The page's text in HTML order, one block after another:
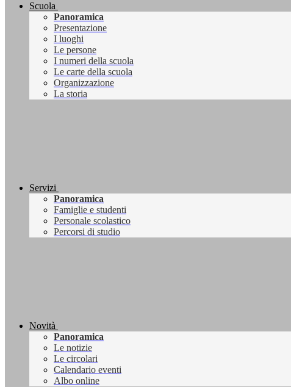
Scuola
Panoramica
Presentazione
I luoghi
Le persone
I numeri della scuola
Le carte della scuola
Organizzazione
La storia
Servizi
Panoramica
Famiglie e studenti
Personale scolastico
Percorsi di studio
Novità
Panoramica
Le notizie
Le circolari
Calendario eventi
Albo online